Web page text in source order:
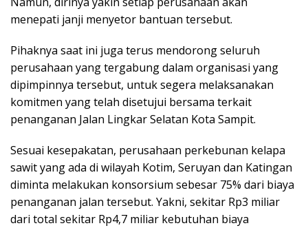
menepati janji menyetor bantuan tersebut.
Pihaknya saat ini juga terus mendorong seluruh
perusahaan yang tergabung dalam organisasi yang
dipimpinnya tersebut, untuk segera melaksanakan
komitmen yang telah disetujui bersama terkait
penanganan Jalan Lingkar Selatan Kota Sampit.
Sesuai kesepakatan, perusahaan perkebunan kelapa
sawit yang ada di wilayah Kotim, Seruyan dan Katingan
diminta melakukan konsorsium sebesar 75% dari biaya
penanganan jalan tersebut. Yakni, sekitar Rp3 miliar
dari total sekitar Rp4,7 miliar kebutuhan biaya